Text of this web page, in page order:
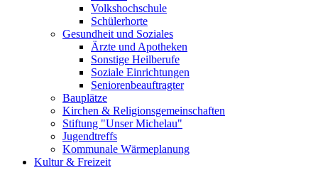
Volkshochschule
Schülerhorte
Gesundheit und Soziales
Ärzte und Apotheken
Sonstige Heilberufe
Soziale Einrichtungen
Seniorenbeauftragter
Bauplätze
Kirchen & Religionsgemeinschaften
Stiftung "Unser Michelau"
Jugendtreffs
Kommunale Wärmeplanung
Kultur & Freizeit